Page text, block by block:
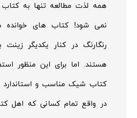
همه لذت مطالعه تنها به
نمی شود! کتاب های خوانده
رنگارنگ در کنار یکدیگر
هستند. اما برای این منظور
کتاب شیک مناسب و
در واقع تمام کسانی که اهل